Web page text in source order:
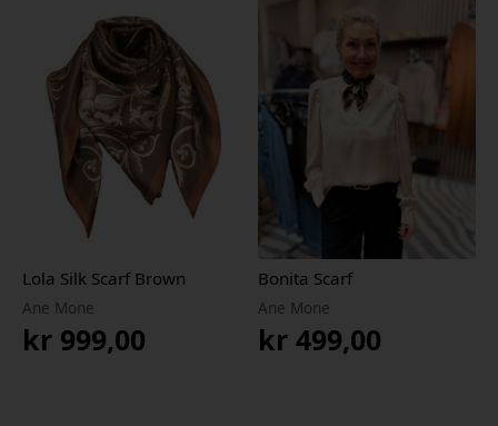
Lola Silk Scarf Brown
Ane Mone
kr 999,00
Bonita Scarf
Ane Mone
kr499,00